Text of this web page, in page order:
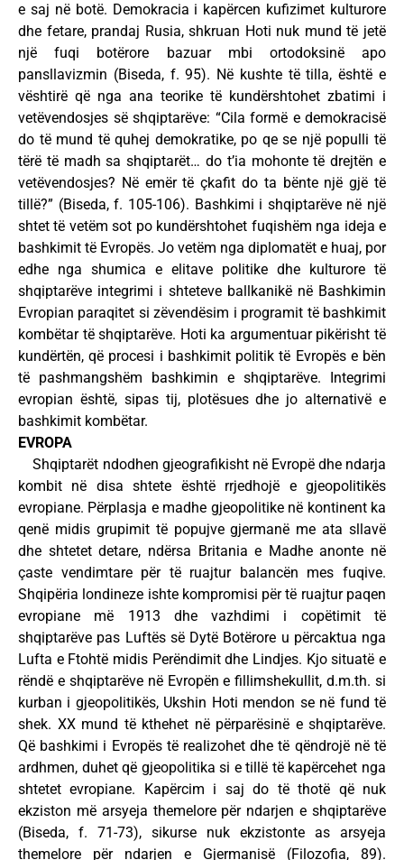
e saj në botë. Demokracia i kapërcen kufizimet kulturore
dhe fetare, prandaj Rusia, shkruan Hoti nuk mund të jetë
një fuqi botërore bazuar mbi ortodoksinë apo
pansllavizmin (Biseda, f. 95). Në kushte të tilla, është e
vështirë që nga ana teorike të kundërshtohet zbatimi i
vetëvendosjes së shqiptarëve: “Cila formë e demokracisë
do të mund të quhej demokratike, po qe se një populli të
tërë të madh sa shqiptarët… do t’ia mohonte të drejtën e
vetëvendosjes? Në emër të çkafit do ta bënte një gjë të
tillë?” (Biseda, f. 105-106). Bashkimi i shqiptarëve në një
shtet të vetëm sot po kundërshtohet fuqishëm nga ideja e
bashkimit të Evropës. Jo vetëm nga diplomatët e huaj, por
edhe nga shumica e elitave politike dhe kulturore të
shqiptarëve integrimi i shteteve ballkanikë në Bashkimin
Evropian paraqitet si zëvendësim i programit të bashkimit
kombëtar të shqiptarëve. Hoti ka argumentuar pikërisht të
kundërtën, që procesi i bashkimit politik të Evropës e bën
të pashmangshëm bashkimin e shqiptarëve. Integrimi
evropian është, sipas tij, plotësues dhe jo alternativë e
bashkimit kombëtar.
EVROPA
Shqiptarët ndodhen gjeografikisht në Evropë dhe ndarja
kombit në disa shtete është rrjedhojë e gjeopolitikës
evropiane. Përplasja e madhe gjeopolitike në kontinent ka
qenë midis grupimit të popujve gjermanë me ata sllavë
dhe shtetet detare, ndërsa Britania e Madhe anonte në
çaste vendimtare për të ruajtur balancën mes fuqive.
Shqipëria londineze ishte kompromisi për të ruajtur paqen
evropiane më 1913 dhe vazhdimi i copëtimit të
shqiptarëve pas Luftës së Dytë Botërore u përcaktua nga
Lufta e Ftohtë midis Perëndimit dhe Lindjes. Kjo situatë e
rëndë e shqiptarëve në Evropën e fillimshekullit, d.m.th. si
kurban i gjeopolitikës, Ukshin Hoti mendon se në fund të
shek. XX mund të kthehet në përparësinë e shqiptarëve.
Që bashkimi i Evropës të realizohet dhe të qëndrojë në të
ardhmen, duhet që gjeopolitika si e tillë të kapërcehet nga
shtetet evropiane. Kapërcim i saj do të thotë që nuk
ekziston më arsyeja themelore për ndarjen e shqiptarëve
(Biseda, f. 71-73), sikurse nuk ekzistonte as arsyeja
themelore për ndarjen e Gjermanisë (Filozofia, 89).